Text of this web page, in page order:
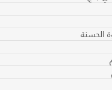
الحسنة